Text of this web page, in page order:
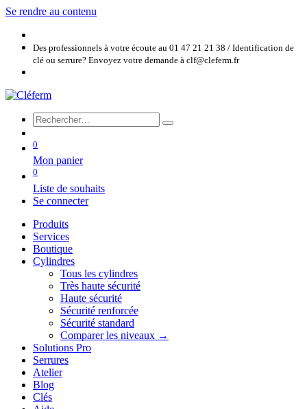
Se rendre au contenu
Des professionnels à votre écoute au 01 47 21 21 38 / Identification de
clé ou serrure? Envoyez votre demande à clf@cleferm.fr
0
Mon panier
0
Liste de souhaits
Se connecter
Produits
Services
Boutique
Cylindres
Tous les cylindres
Très haute sécurité
Haute sécurité
Sécurité renforcée
Sécurité standard
Comparer les niveaux →
Solutions Pro
Serrures
Atelier
Blog
Clés